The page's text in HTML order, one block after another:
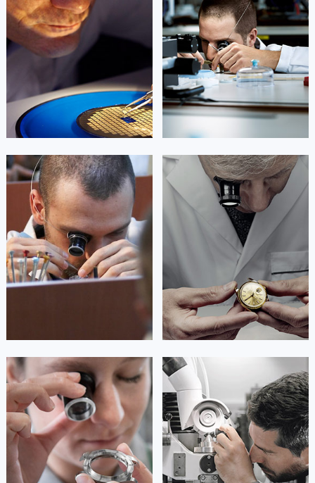
(萧邦保养中心)
的高级技师之一
Beijing Chopard Maintain center
北京萧邦维修
(萧邦保养中心)
的高级技师之一
Shanghai Chopard Maintain center
 上海萧邦维修
艾德琳·亚历桑德拉
资深萧邦技师
是萧邦售后服务中心
(萧邦保养中心)
的高级技师之一
Guangzhou Chopard Maintain center
 广州萧邦维修
艾莉森·安吉莉亚
资深萧邦技师
是萧邦售后服务中心
(萧邦保养中心)
的高级技师之一
Shenzhen Chopard Maintain center
 深圳萧邦维修
安尼塔·阿普里尔
资深萧邦技师
是萧邦售后服务中心
(萧邦保养中心)
的高级技师之一
Tianjin Chopard Maintain center
贝亚特·布兰奇
资深萧邦技师
是萧邦售后服务中心
(萧邦保养中心)
的高级技师之一
Nanjing Chopard Maintain center